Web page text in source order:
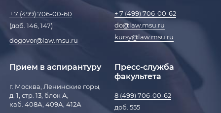
+ 7 (499) 706-00-60
(доб. 146, 147)
dogovor@law.msu.ru
+ 7 (499) 706-00-62
do@law.msu.ru
kursy@law.msu.ru
Прием в аспирантуру
г. Москва, Ленинские горы,
д. 1, стр. 13, блок А,
каб. 408А, 409А, 412А
Пресс-служба
факультета
8 (499) 706-00-62
доб. 555